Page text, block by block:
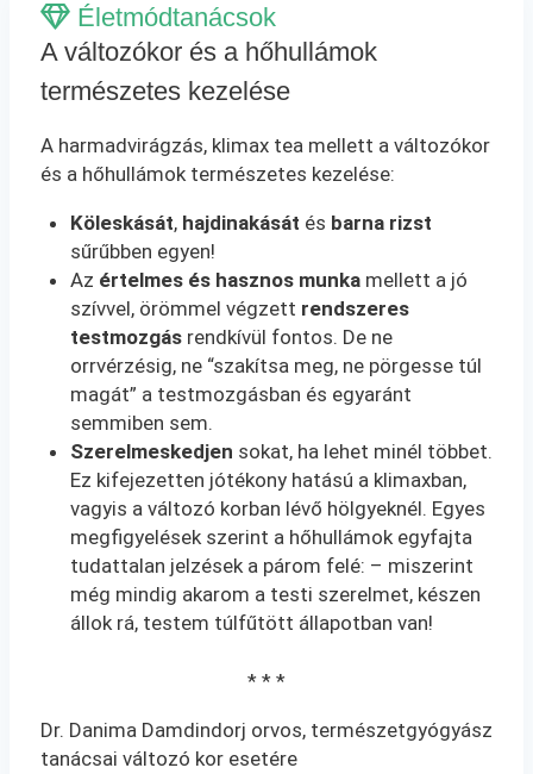
Életmódtanácsok
A változókor és a hőhullámok
természetes kezelése
A harmadvirágzás, klimax tea mellett a változókor
és a hőhullámok természetes kezelése:
Köleskását, hajdinakását és barna rizst
sűrűbben egyen!
Az értelmes és hasznos munka mellett a jó
szívvel, örömmel végzett rendszeres
testmozgás rendkívül fontos. De ne
orrvérzésig, ne “szakítsa meg, ne pörgesse túl
magát” a testmozgásban és egyaránt
semmiben sem.
Szerelmeskedjen sokat, ha lehet minél többet.
Ez kifejezetten jótékony hatású a klimaxban,
vagyis a változó korban lévő hölgyeknél. Egyes
megfigyelések szerint a hőhullámok egyfajta
tudattalan jelzések a párom felé: – miszerint
még mindig akarom a testi szerelmet, készen
állok rá, testem túlfűtött állapotban van!
* * *
Dr. Danima Damdindorj orvos, természetgyógyász
tanácsai változó kor esetére